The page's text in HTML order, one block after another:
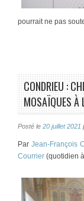
pourrait ne pas
CONDRIEU :
MOSAÏQUES À
Posté le 20 juillet 2021
Par Jean-François
Courrier (quotidien